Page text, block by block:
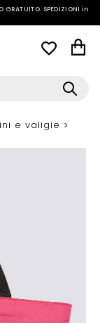
GRATUITO. SPEDIZIONI in
e valigie